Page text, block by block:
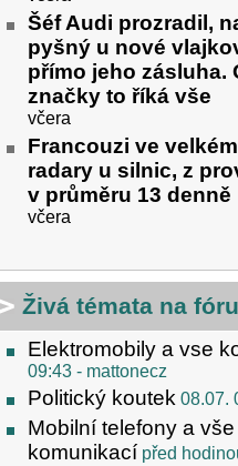
Šéf Audi prozradil,
pyšný u nové
přímo jeho zásluha.
značky to říká vše
včera
Francouzi ve
radary u silnic, z
v průměru 13 denně
včera
Živá témata na fóru
Elektromobily a vse
09:43 - mattonecz
Politický koutek 08.07.
Mobilní telefony a
komunikací před